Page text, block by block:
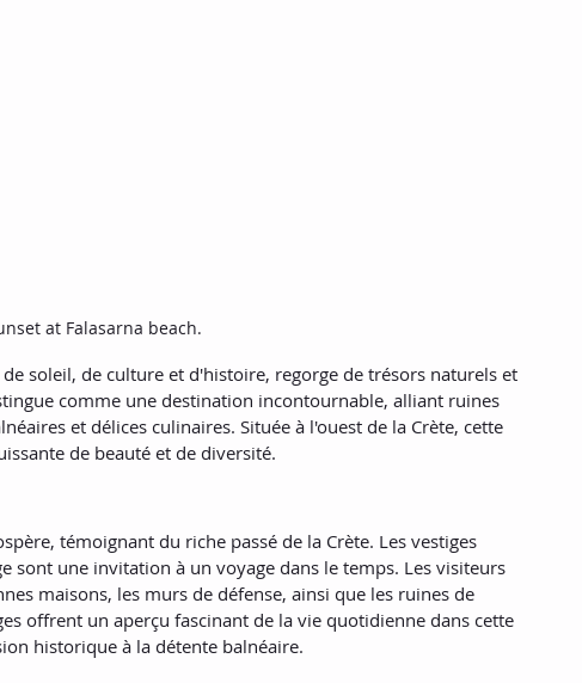
at Falasarna beach.
soleil, de culture et d'histoire, regorge de trésors naturels et
comme une destination incontournable, alliant ruines
et délices culinaires. Située à l'ouest de la Crète, cette
de beauté et de diversité.
témoignant du riche passé de la Crète. Les vestiges
sont une invitation à un voyage dans le temps. Les visiteurs
maisons, les murs de défense, ainsi que les ruines de
offrent un aperçu fascinant de la vie quotidienne dans cette
historique à la détente balnéaire.